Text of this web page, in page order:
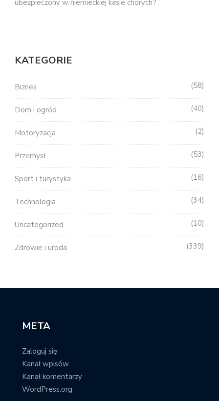
ubezpieczony w niemieckiej kasie chorych?
KATEGORIE
Biznes 58
Dom i ogród 40
Motoryzacja 2
Przemysł 53
Sport i turystyka 16
Technologia 34
Uncategorized 10
Zdrowie i uroda 339
META
Zaloguj się
Kanał wpisów
Kanał komentarzy
WordPress.org